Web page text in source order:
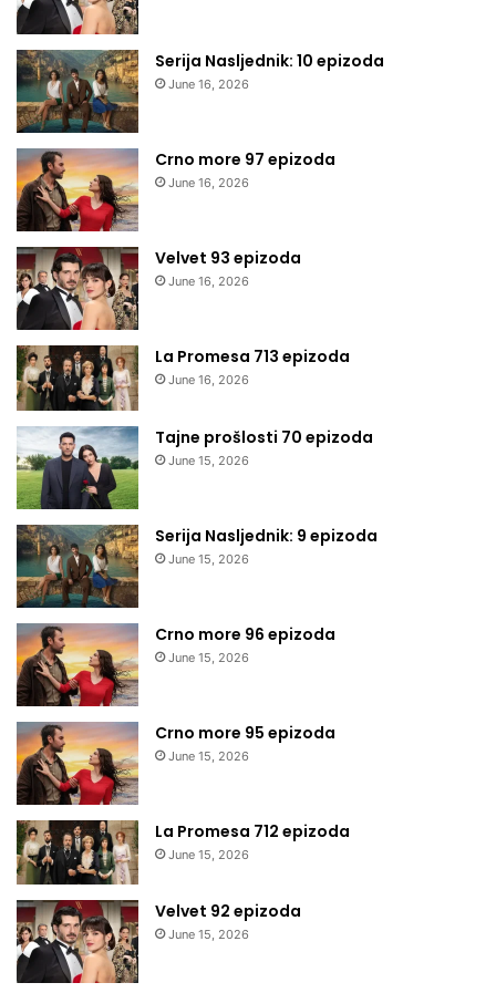
Serija Nasljednik: 10 epizoda
June 16, 2026
Crno more 97 epizoda
June 16, 2026
Velvet 93 epizoda
June 16, 2026
La Promesa 713 epizoda
June 16, 2026
Tajne prošlosti 70 epizoda
June 15, 2026
Serija Nasljednik: 9 epizoda
June 15, 2026
Crno more 96 epizoda
June 15, 2026
Crno more 95 epizoda
June 15, 2026
La Promesa 712 epizoda
June 15, 2026
Velvet 92 epizoda
June 15, 2026